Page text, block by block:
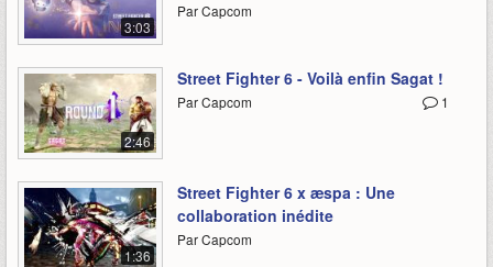
3:03
Par Capcom
2:46
Street Fighter 6 - Voilà enfin Sagat !
1
Par Capcom
1:36
Street Fighter 6 x æspa : Une
collaboration inédite
Par Capcom